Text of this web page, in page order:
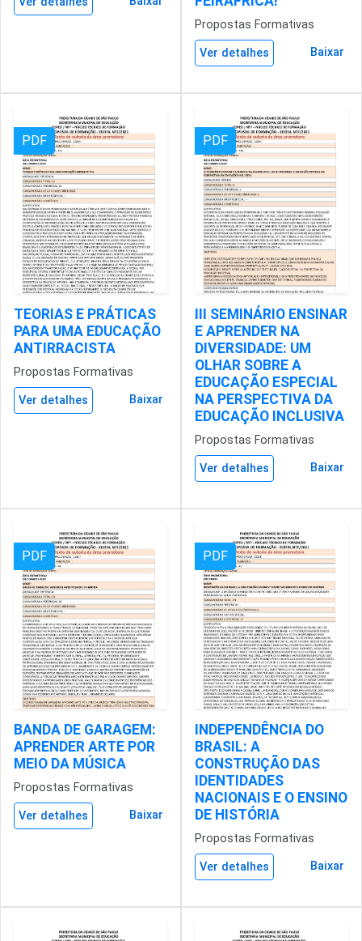
Propostas Formativas
Ver detalhes Baixar
PDF
TEORIAS E PRÁTICAS
PARA UMA EDUCAÇÃO
ANTIRRACISTA
Propostas Formativas
Ver detalhes Baixar
PDF
III SEMINÁRIO ENSINAR
E APRENDER NA
DIVERSIDADE: UM
OLHAR SOBRE A
EDUCAÇÃO ESPECIAL
NA PERSPECTIVA DA
EDUCAÇÃO INCLUSIVA
Propostas Formativas
Ver detalhes Baixar
PDF
BANDA DE GARAGEM:
APRENDER ARTE POR
MEIO DA MÚSICA
Propostas Formativas
Ver detalhes Baixar
PDF
INDEPENDÊNCIA DO
BRASIL: A
CONSTRUÇÃO DAS
IDENTIDADES
NACIONAIS E O ENSINO
DE HISTÓRIA
Propostas Formativas
Ver detalhes Baixar